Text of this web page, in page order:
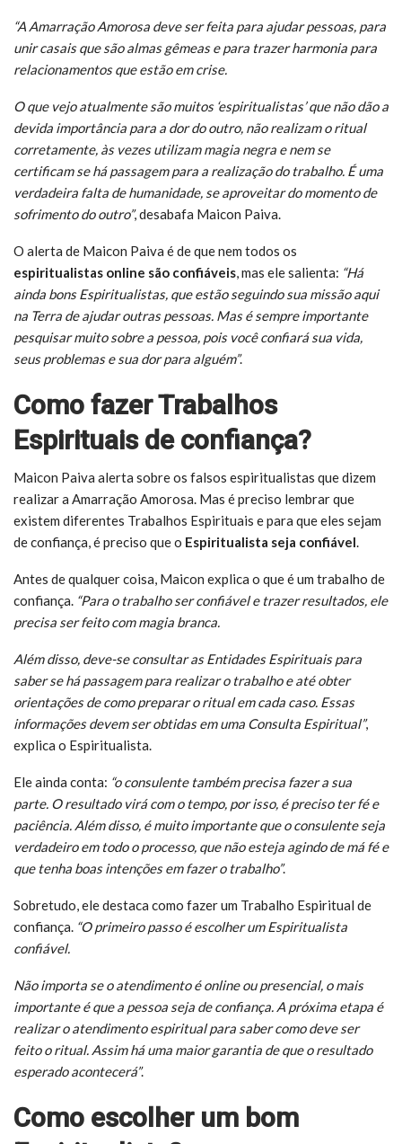
“A Amarração Amorosa deve ser feita para ajudar pessoas, para
unir casais que são almas gêmeas e para trazer harmonia para
relacionamentos que estão em crise.
O que vejo atualmente são muitos ‘espiritualistas’ que não dão a
devida importância para a dor do outro, não realizam o ritual
corretamente, às vezes utilizam magia negra e nem se
certificam se há passagem para a realização do trabalho. É uma
verdadeira falta de humanidade, se aproveitar do momento de
sofrimento do outro”, desabafa Maicon Paiva.
O alerta de Maicon Paiva é de que nem todos os
espiritualistas online são confiáveis, mas ele salienta: “Há
ainda bons Espiritualistas, que estão seguindo sua missão aqui
na Terra de ajudar outras pessoas. Mas é sempre importante
pesquisar muito sobre a pessoa, pois você confiará sua vida,
seus problemas e sua dor para alguém”.
Como fazer Trabalhos
Espirituais de confiança?
Maicon Paiva alerta sobre os falsos espiritualistas que dizem
realizar a Amarração Amorosa. Mas é preciso lembrar que
existem diferentes Trabalhos Espirituais e para que eles sejam
de confiança, é preciso que o Espiritualista seja confiável.
Antes de qualquer coisa, Maicon explica o que é um trabalho de
confiança. “Para o trabalho ser confiável e trazer resultados, ele
precisa ser feito com magia branca.
Além disso, deve-se consultar as Entidades Espirituais para
saber se há passagem para realizar o trabalho e até obter
orientações de como preparar o ritual em cada caso. Essas
informações devem ser obtidas em uma Consulta Espiritual”,
explica o Espiritualista.
Ele ainda conta: “o consulente também precisa fazer a sua
parte. O resultado virá com o tempo, por isso, é preciso ter fé e
paciência. Além disso, é muito importante que o consulente seja
verdadeiro em todo o processo, que não esteja agindo de má fé e
que tenha boas intenções em fazer o trabalho”.
Sobretudo, ele destaca como fazer um Trabalho Espiritual de
confiança. “O primeiro passo é escolher um Espiritualista
confiável.
Não importa se o atendimento é online ou presencial, o mais
importante é que a pessoa seja de confiança. A próxima etapa é
realizar o atendimento espiritual para saber como deve ser
feito o ritual. Assim há uma maior garantia de que o resultado
esperado acontecerá”.
Como escolher um bom